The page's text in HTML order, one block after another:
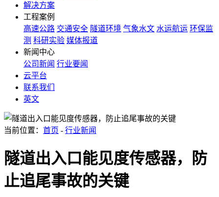
解决方案
工程案例
高速公路 交通安全 隧道环境 气象水文 水运航运 环保监
测 科研实验 媒体报道
新闻中心
公司新闻 行业要闻
云平台
联系我们
英文
当前位置： 首页 - 行业新闻
隧道出入口能见度传感器，防
止追尾事故的关键